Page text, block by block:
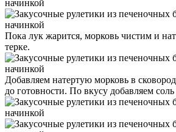
Пока лук жарится, морковь чистим и
терке.
Добавляем натертую морковь в
до готовности. По вкусу добавляем